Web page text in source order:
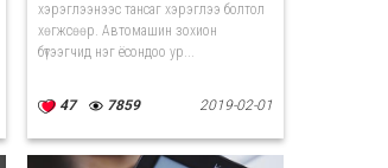
хэрэглээнээс тансаг хэрэглээ болтол
хөгжсөөр. Автомашин зохион
бүтээгчид нэг ёсондоо ур...
47 7859 2019-02-01